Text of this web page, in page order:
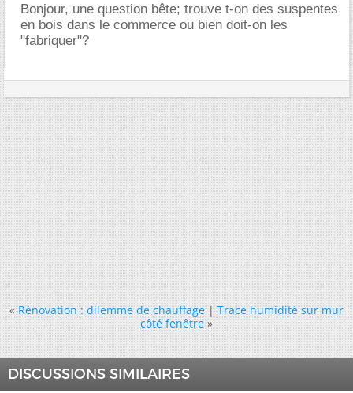
Bonjour, une question bête; trouve t-on des suspentes
en bois dans le commerce ou bien doit-on les
"fabriquer"?
« Rénovation : dilemme de chauffage|Trace humidité sur mur
côté fenêtre »
DISCUSSIONS SIMILAIRES